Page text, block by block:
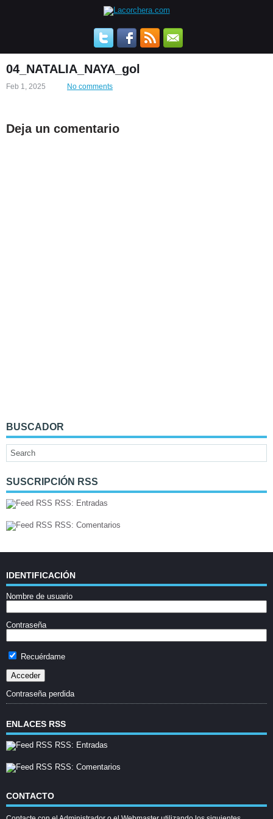
04_NATALIA_NAYA_gol
Feb 1, 2025 No comments
Deja un comentario
BUSCADOR
SUSCRIPCIÓN RSS
RSS: Entradas
RSS: Comentarios
IDENTIFICACIÓN
Nombre de usuario
Contraseña
Recuérdame
Contraseña perdida
ENLACES RSS
RSS: Entradas
RSS: Comentarios
CONTACTO